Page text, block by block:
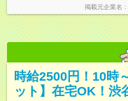
掲載元企業名
時給2500円！10時
ット】在宅OK！渋